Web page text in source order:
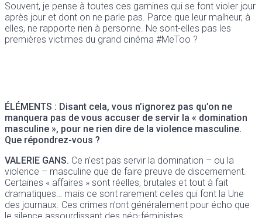
Souvent, je pense à toutes ces gamines qui se font violer jour
après jour et dont on ne parle pas. Parce que leur malheur, à
elles, ne rapporte rien à personne. Ne sont-elles pas les
premières victimes du grand cinéma #MeToo ?
ÉLÉMENTS : Disant cela, vous n’ignorez pas qu’on ne
manquera pas de vous accuser de servir la « domination
masculine », pour ne rien dire de la violence masculine.
Que répondrez-vous ?
VALERIE GANS. Ce n’est pas servir la domination – ou la
violence – masculine que de faire preuve de discernement.
Certaines « affaires » sont réelles, brutales et tout à fait
dramatiques… mais ce sont rarement celles qui font la Une
des journaux. Ces crimes n’ont généralement pour écho que